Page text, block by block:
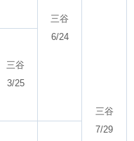
三谷
6/24
三谷
7/29
三谷
3/25